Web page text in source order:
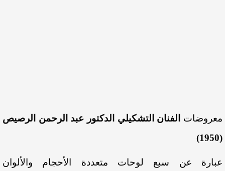
معروضات
الفنان التشكيلي الدكتور عبد الرحمن الرصيص
(1950)
عبارة عن سبع لوحات متعددة الأحجام والألوان